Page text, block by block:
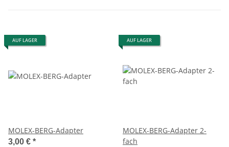
AUF LAGER
MOLEX-BERG-Adapter
3,00 € *
AUF LAGER
MOLEX-BERG-Adapter 2-
fach